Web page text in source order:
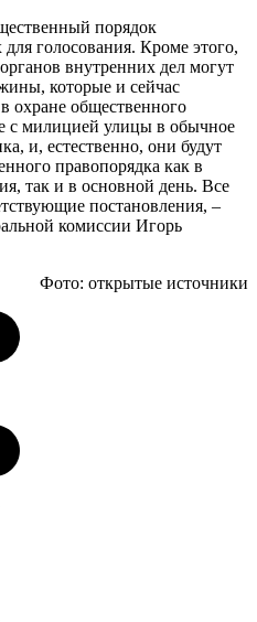
порядок
голосования. Кроме этого,
внутренних дел могут
которые и сейчас
охране общественного
с милицией улицы в обычное
и, естественно, они будут
правопорядка как в
так и в основной день. Все
постановления, –
комиссии Игорь
Фото: открытые источники